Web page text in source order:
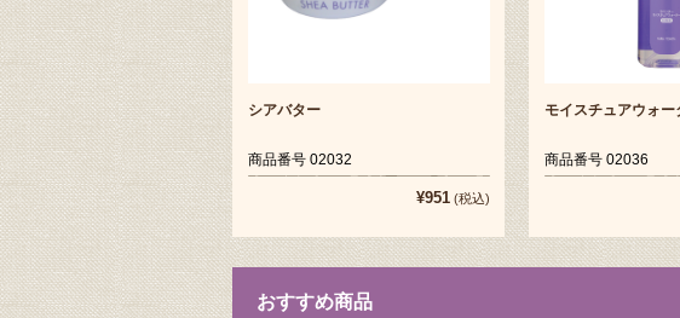
シアバター
商品番号 02032
¥951 (税込)
モイスチュアウォー
商品番号 02036
おすすめ商品